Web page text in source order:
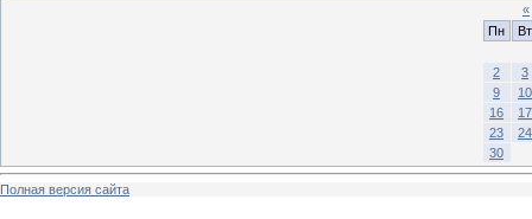
«
Пн
Вт
2
3
9
10
16
17
23
24
30
Полная версия сайта